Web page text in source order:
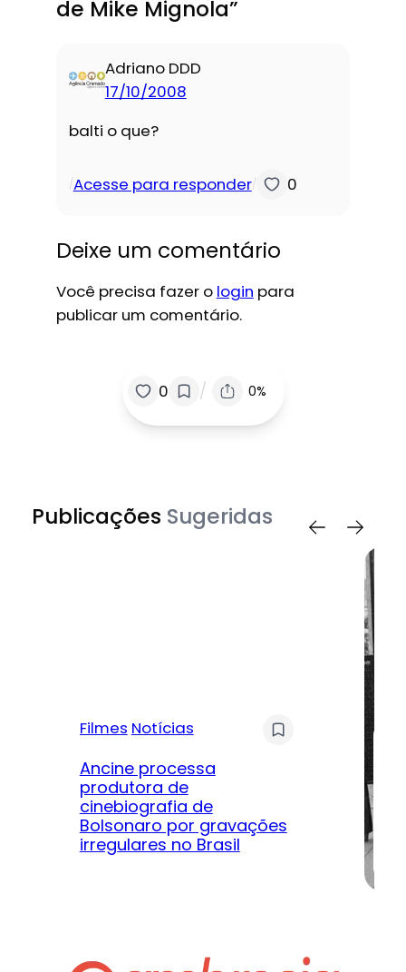
de Mike Mignola”
Adriano DDD
17/10/2008
balti o que?
/Acesse para responder/ 0
Deixe um comentário
Você precisa fazer o login para
publicar um comentário.
0 / 0%
Publicações Sugeridas
Filmes Notícias
Ancine processa
produtora de
cinebiografia de
Bolsonaro por gravações
irregulares no Brasil